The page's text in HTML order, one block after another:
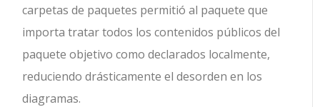
carpetas de paquetes permitió al paquete que
importa tratar todos los contenidos públicos del
paquete objetivo como declarados localmente,
reduciendo drásticamente el desorden en los
diagramas.